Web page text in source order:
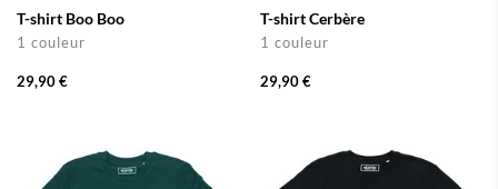
T-shirt Boo Boo
1 couleur
29,90 €
T-shirt Cerbère
1 couleur
29,90 €